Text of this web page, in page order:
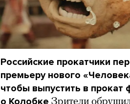
Российские прокатчики
премьеру нового
чтобы выпустить в прокат